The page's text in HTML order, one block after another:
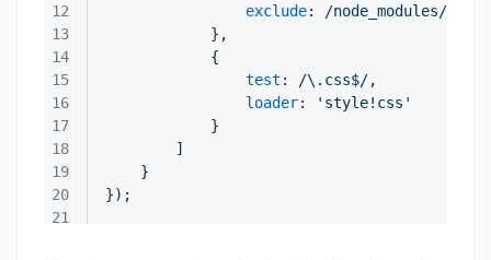
12
exclude:
/node_modules/
13
14
15
test : /\.css$/
16
loader:
'style!css'
17
18
19
20
21